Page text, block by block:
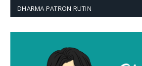
DHARMA PATRON RUTIN